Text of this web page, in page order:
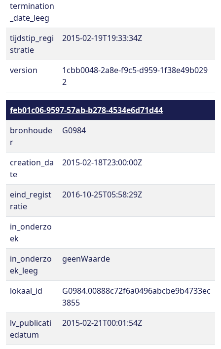
termination
_date_leeg
tijdstip_regi
stratie
2015-02-19T19:33:34Z
version
1cbb0048-2a8e-f9c5-d959-1f38e49b029
2
feb01c06-9597-57ab-b278-4534e6d71d44
bronhoude
r
G0984
creation_da
te
2015-02-18T23:00:00Z
eind_regist
ratie
2016-10-25T05:58:29Z
in_onderzo
ek
in_onderzo
ek_leeg
geenWaarde
lokaal_id
G0984.00888c72f6a0496abcbe9b4733ec
3855
lv_publicati
edatum
2015-02-21T00:01:54Z